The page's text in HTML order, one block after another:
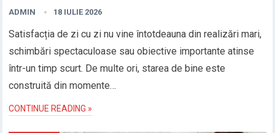
ADMIN 18 IULIE 2026
Satisfacția de zi cu zi nu vine întotdeauna din realizări mari,
schimbări spectaculoase sau obiective importante atinse
într-un timp scurt. De multe ori, starea de bine este
construită din momente…
CONTINUE READING »